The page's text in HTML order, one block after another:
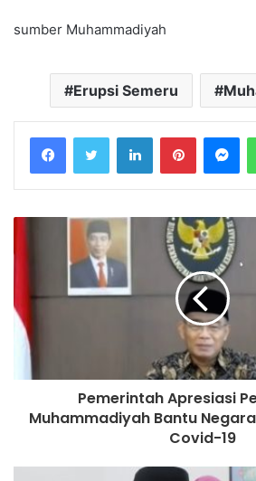
sumber Muhammadiyah
Erupsi Semeru
Pemerintah Apresiasi
Muhammadiyah Bantu
Covid-19